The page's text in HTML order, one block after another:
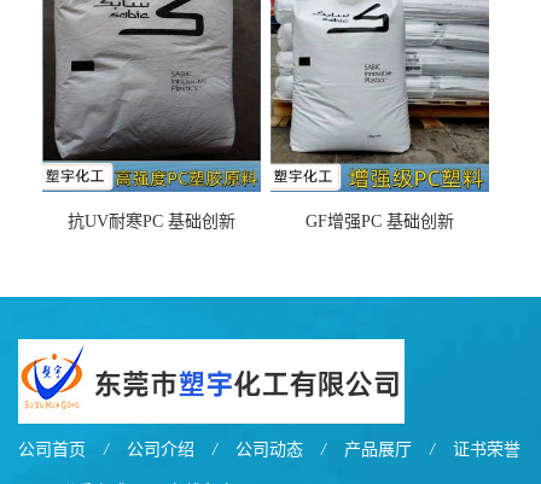
抗UV耐寒PC 基础创新
GF增强PC 基础创新
公司首页 / 公司介绍 / 公司动态 / 产品展厅 / 证书荣誉